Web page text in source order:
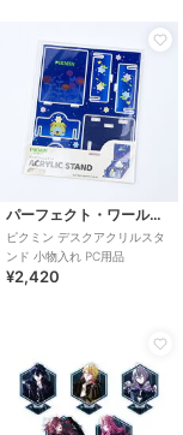
パーフェクト・ワールド・トーキョー
ピクミン デスクアクリルスタ
ンド 小物入れ PC用品
¥2,420